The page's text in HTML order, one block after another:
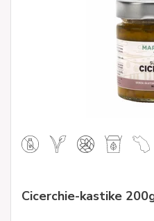
Cicerchie-kastike